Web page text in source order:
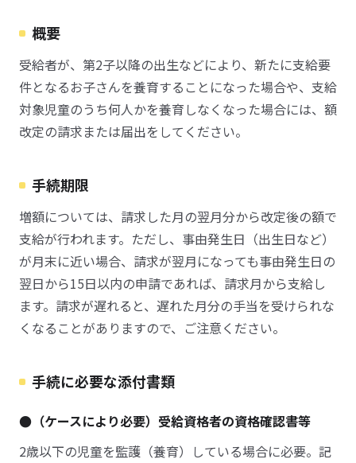
概要
受給者が、第2子以降の出生などにより、新たに支給要
件となるお子さんを養育することになった場合や、支給
対象児童のうち何人かを養育しなくなった場合には、額
改定の請求または届出をしてください。
手続期限
増額については、請求した月の翌月分から改定後の額で
支給が行われます。ただし、事由発生日（出生日など）
が月末に近い場合、請求が翌月になっても事由発生日の
翌日から15日以内の申請であれば、請求月から支給し
ます。請求が遅れると、遅れた月分の手当を受けられな
くなることがありますので、ご注意ください。
手続に必要な添付書類
●（ケースにより必要）受給資格者の資格確認書等
2歳以下の児童を監護（養育）している場合に必要。記